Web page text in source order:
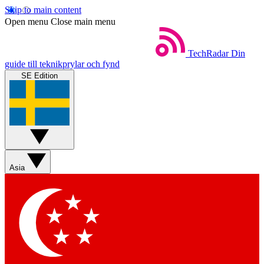
Skip to main content
Open menu Close main menu
TechRadar Din
guide till teknikprylar och fynd
SE Edition
Asia